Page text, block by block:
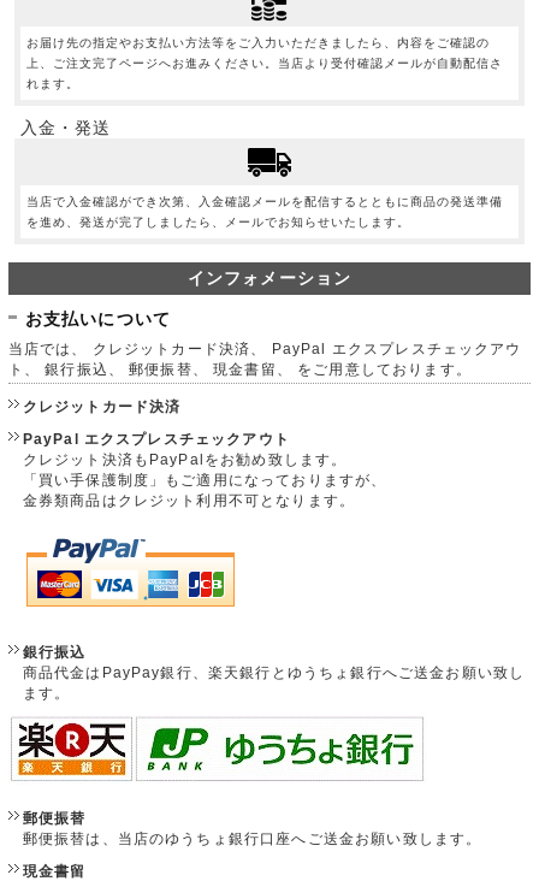
お届け先の指定やお支払い方法等をご入力いただきましたら、内容をご確認の
上、ご注文完了ページへお進みください。当店より受付確認メールが自動配信さ
れます。
入金・発送
当店で入金確認ができ次第、入金確認メールを配信するとともに商品の発送準備
を進め、発送が完了しましたら、メールでお知らせいたします。
インフォメーション
お支払いについて
当店では、 クレジットカード決済、 PayPal エクスプレスチェックアウ
ト、 銀行振込、 郵便振替、 現金書留、 をご用意しております。
クレジットカード決済
PayPal エクスプレスチェックアウト
クレジット決済もPayPalをお勧め致します。
「買い手保護制度」もご適用になっておりますが、
金券類商品はクレジット利用不可となります。
銀行振込
商品代金はPayPay銀行、楽天銀行とゆうちょ銀行へご送金お願い致し
ます。
郵便振替
郵便振替は、当店のゆうちょ銀行口座へご送金お願い致します。
現金書留